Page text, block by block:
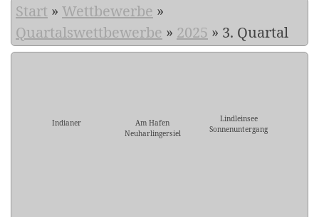
Start » Wettbewerbe »
Quartalswettbewerbe » 2025 » 3. Quartal
Indianer
Am Hafen
Neuharlingersiel
Lindleinsee
Sonnenuntergang